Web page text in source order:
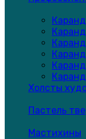
Холсты
Пастель
Мастихины